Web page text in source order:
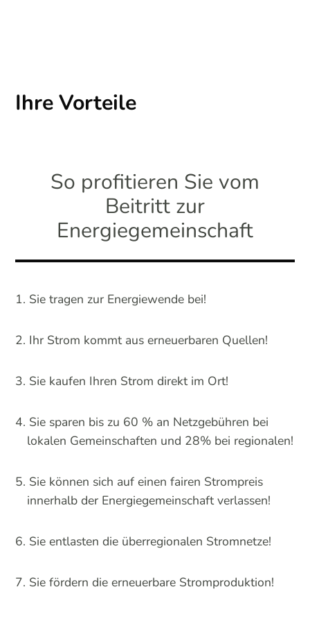
Ihre Vorteile
So profitieren Sie vom
Beitritt zur
Energiegemeinschaft
Sie tragen zur Energiewende bei!
Ihr Strom kommt aus erneuerbaren Quellen!
Sie kaufen Ihren Strom direkt im Ort!
Sie sparen bis zu 60 % an Netzgebühren bei
lokalen Gemeinschaften und 28% bei regionalen!
Sie können sich auf einen fairen Strompreis
innerhalb der Energiegemeinschaft verlassen!
Sie entlasten die überregionalen Stromnetze!
Sie fördern die erneuerbare Stromproduktion!